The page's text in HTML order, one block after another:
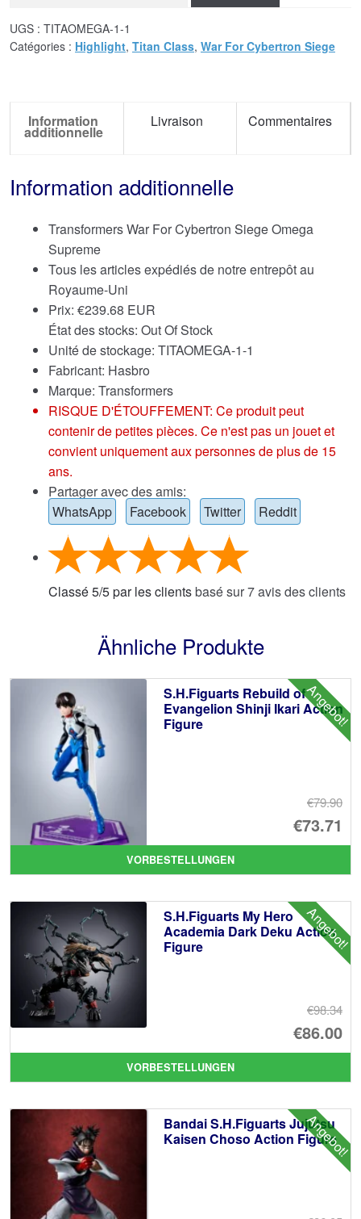
UGS : TITAOMEGA-1-1
Catégories : Highlight, Titan Class, War For Cybertron Siege
Information
additionnelle
Livraison Commentaires
Information additionnelle
Transformers War For Cybertron Siege Omega
Supreme
Tous les articles expédiés de notre entrepôt au
Royaume-Uni
Prix: €239.68 EUR
État des stocks: Out Of Stock
Unité de stockage: TITAOMEGA-1-1
Fabricant: Hasbro
Marque: Transformers
RISQUE D'ÉTOUFFEMENT: Ce produit peut
contenir de petites pièces. Ce n'est pas un jouet et
convient uniquement aux personnes de plus de 15
ans.
Partager avec des amis:
WhatsApp
Facebook Twitter Reddit
Classé5/5par les clientsbasé sur7avis des clients
Ähnliche Produkte
Angebot!
S.H.Figuarts Rebuild of
Evangelion Shinji Ikari Action
Figure
€79.90
€73.71
VORBESTELLUNGEN
Angebot!
S.H.Figuarts My Hero
Academia Dark Deku Action
Figure
€98.34
€86.00
VORBESTELLUNGEN
Angebot!
Bandai S.H.Figuarts Jujutsu
Kaisen Choso Action Figure